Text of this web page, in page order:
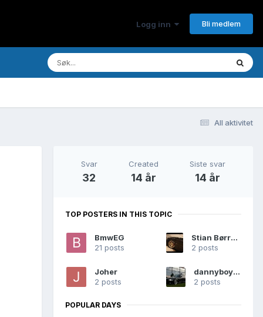
Logg inn Bli medlem
All aktivitet
Svar
32
Created
14 år
Siste svar
14 år
TOP POSTERS IN THIS TOPIC
BmwEG
21 posts
Stian Børresen
2 posts
Joher
2 posts
dannyboy92
2 posts
POPULAR DAYS